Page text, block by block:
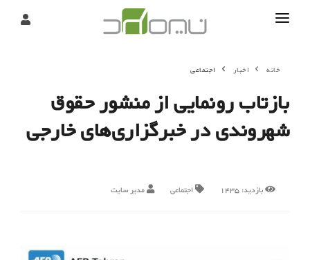
درباره
تحریریه
خانه اخبار اجتماعی
بازتاب رونمایی از منشور حقوق
شهروندی در خبرگزاری‌های خارجی
بازدید:1435 اجتماعی مدیر سایت